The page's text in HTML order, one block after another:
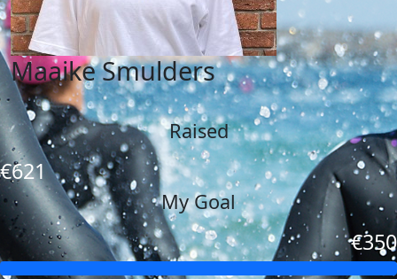
Maaike Smulders
Raised
€621
My Goal
€350